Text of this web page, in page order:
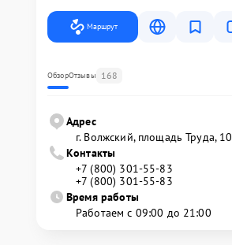
Маршрут
ОбзорОтзывы 168
Адрес
г. Волжский, площадь Труда, 10
Контакты
+7 (800) 301-55-83
+7 (800) 301-55-83
Время работы
Работаем с 09:00 до 21:00